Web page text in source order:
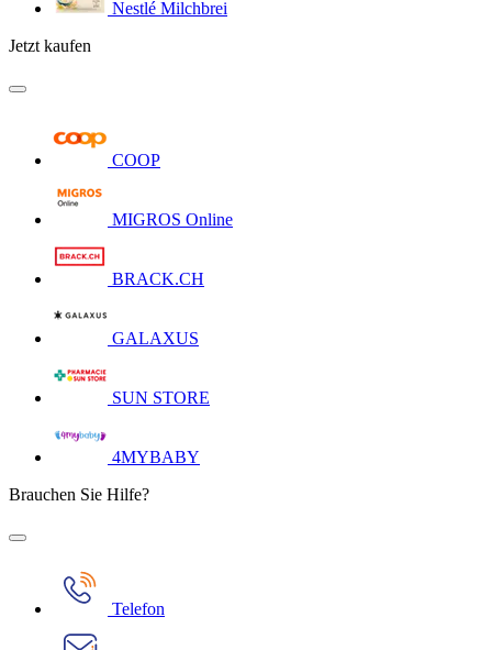
Nestlé Milchbrei
Jetzt kaufen
COOP
MIGROS Online
BRACK.CH
GALAXUS
SUN STORE
4MYBABY
Brauchen Sie Hilfe?
Telefon